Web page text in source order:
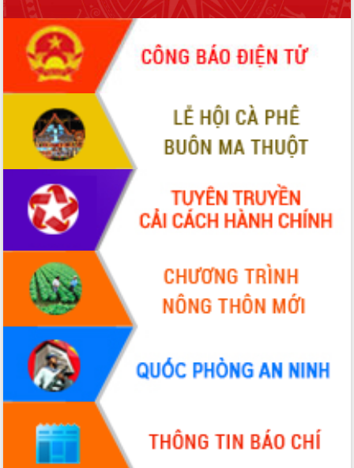
cấp xã
Đắk Lắk phát động hưởng ứng Ngày
Quyền của người tiêu dùng Việt Nam
2026
Đẩy mạnh cải cách hành chính, quyết
tâm đạt được mục tiêu tăng trưởng
hai con số trong năm 2026
Tổ chức trang trọng Lễ hội Đền thờ
Lương Văn Chánh năm 2026
Phó Bí thư Tỉnh ủy Đắk Lắk Đỗ Hữu
Huy giữ chức Bí thư Đảng ủy Ủy Ban
Nhân dân tỉnh
Bệnh án điện tử thúc đẩy chuyển đổi
số y tế tại Đắk Lắk
Chuyển đổi số thư viện: Mở rộng
không gian tri thức trong thời đại số
Đánh giá, rút kinh nghiệm công tác tổ
chức diễn tập trước ngày bầu cử
Chương trình “Gặp gỡ hữu nghị –
Friendship Meeting New Year 2026”
Bầu cử Quốc hội và HĐND: Cử tri Đắk
Lắk gửi gắm niềm tin, kỳ vọng vào lá
Đắk Lắk sẵn sàng các điều kiện cho
Ngày hội bầu cử đại biểu Quốc hội
khóa XVI và HĐND các cấp nhiệm kỳ
2026-2031